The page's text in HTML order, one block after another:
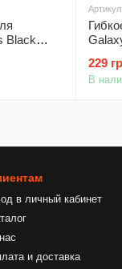
Black
229
В
в личный кабинет
и доставка